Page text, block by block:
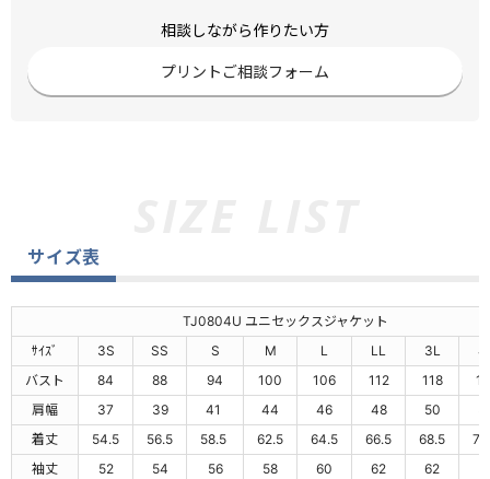
相談しながら作りたい方
プリントご相談フォーム
サイズ表
TJ0804U ユニセックスジャケット
ｻｲｽﾞ
3S SS S M L LL 3L
バスト
84 88 94 100 106 112 118
肩幅
37 39 41 44 46 48 50
着丈
54.5 56.5 58.5 62.5 64.5 66.5 68.5
袖丈
52 54 56 58 60 62 62